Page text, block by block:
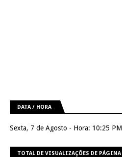
DATA / HORA
Sexta, 7 de Agosto - Hora: 10:25 PM
TOTAL DE VISUALIZAÇÕES DE PÁGINA